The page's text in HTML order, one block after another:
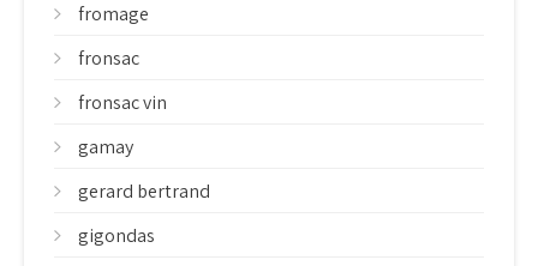
fromage
fronsac
fronsac vin
gamay
gerard bertrand
gigondas